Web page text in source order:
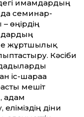
имамдардың
семинар-
өңірдің
жұртшылық
Кәсіби
іс-шараға
мешіт
адам
діни